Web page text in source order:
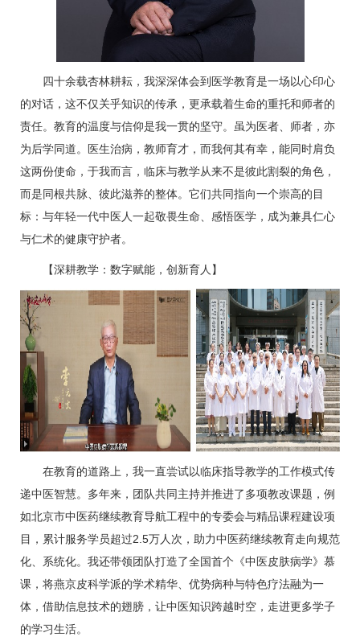
四十余载杏林耕耘，我深深体会到医学教育是一场以心印心
的对话，这不仅关乎知识的传承，更承载着生命的重托和师者的
责任。教育的温度与信仰是我一贯的坚守。虽为医者、师者，亦
为后学同道。医生治病，教师育才，而我何其有幸，能同时肩负
这两份使命，于我而言，临床与教学从来不是彼此割裂的角色，
而是同根共脉、彼此滋养的整体。它们共同指向一个崇高的目
标：与年轻一代中医人一起敬畏生命、感悟医学，成为兼具仁心
与仁术的健康守护者。
【深耕教学：数字赋能，创新育人】
在教育的道路上，我一直尝试以临床指导教学的工作模式传
递中医智慧。多年来，团队共同主持并推进了多项教改课题，例
如北京市中医药继续教育导航工程中的专委会与精品课程建设项
目，累计服务学员超过2.5万人次，助力中医药继续教育走向规范
化、系统化。我还带领团队打造了全国首个《中医皮肤病学》慕
课，将燕京皮科学派的学术精华、优势病种与特色疗法融为一
体，借助信息技术的翅膀，让中医知识跨越时空，走进更多学子
的学习生活。